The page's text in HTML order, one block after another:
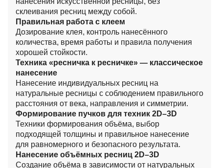
склеивания ресниц между собой.
Правильная работа с клеем
Дозирование клея, контроль нанесённого
количества, время работы и правила получения
хорошей стойкости.
Техника «ресничка к ресничке» — классическое
нанесение
Нанесение индивидуальных ресниц на
натуральные ресницы с соблюдением правильного
расстояния от века, направления и симметрии.
Формирование пучков для техник 2D–3D
Техники формирования объёма, выбор
подходящей толщины и правильное нанесение
для равномерного и безопасного результата.
Нанесение объёмных ресниц 2D–3D
Создание объёма в зависимости от натуральных